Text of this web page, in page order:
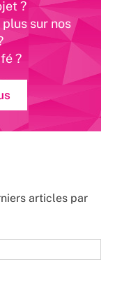
?
sur nos
?
articles par